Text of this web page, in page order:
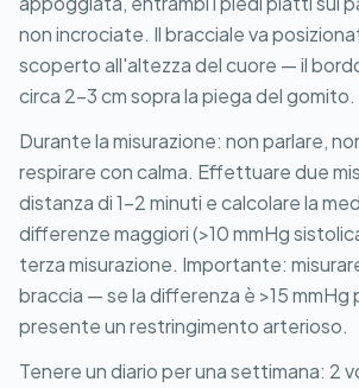
non incrociate. Il bracciale va
scoperto all'altezza del cuore — il
circa 2-3 cm sopra la piega del gomito.
Durante la misurazione: non parlare,
respirare con calma. Effettuare due
distanza di 1-2 minuti e calcolare la
differenze maggiori (>10 mmHg
terza misurazione. Importante:
braccia — se la differenza è >15
presente un restringimento arterioso.
Tenere un diario per una settimana: 2